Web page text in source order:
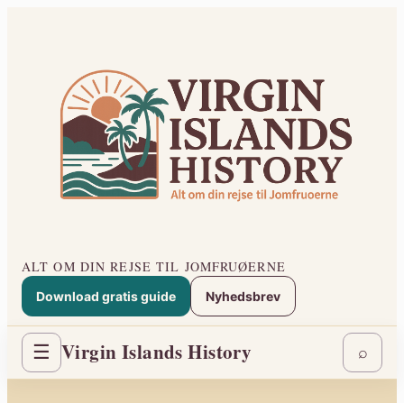
ALT OM DIN REJSE TIL JOMFRUØERNE
Download gratis guide Nyhedsbrev
☰ Virgin Islands History ⌕